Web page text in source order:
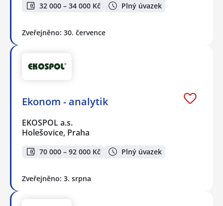
32 000 – 34 000 Kč Plný úvazek
Zveřejněno: 30. července
Ekonom - analytik
EKOSPOL a.s.
Holešovice, Praha
70 000 – 92 000 Kč Plný úvazek
Zveřejněno: 3. srpna